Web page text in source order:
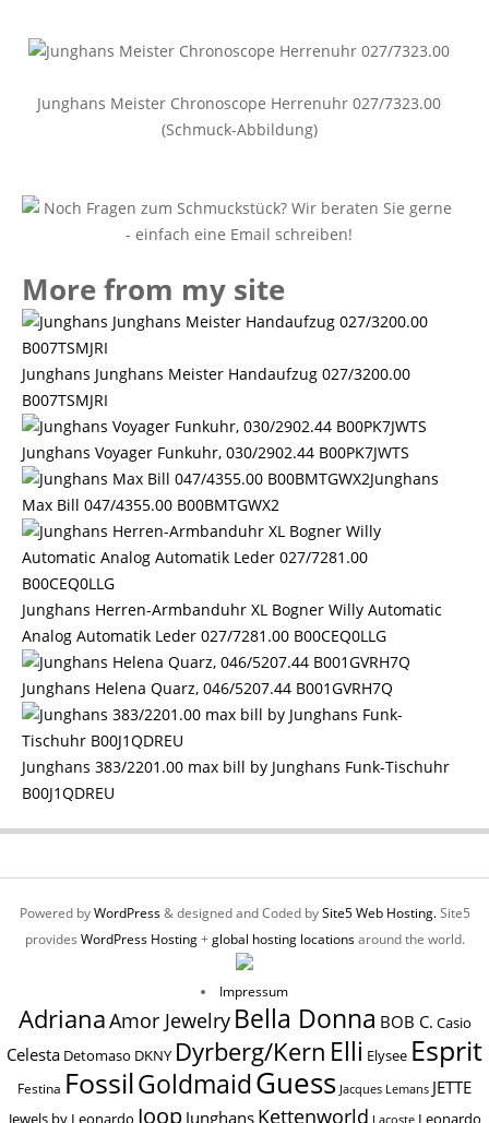
Junghans Meister Chronoscope Herrenuhr 027/7323.00
(Schmuck-Abbildung)
More from my site
Junghans Junghans Meister Handaufzug 027/3200.00
B007TSMJRI
Junghans Voyager Funkuhr, 030/2902.44 B00PK7JWTS
Junghans
Max Bill 047/4355.00 B00BMTGWX2
Junghans Herren-Armbanduhr XL Bogner Willy Automatic
Analog Automatik Leder 027/7281.00 B00CEQ0LLG
Junghans Helena Quarz, 046/5207.44 B001GVRH7Q
Junghans 383/2201.00 max bill by Junghans Funk-Tischuhr
B00J1QDREU
Powered byWordPress& designed and Coded bySite5 Web Hosting.Site5
provides WordPress Hosting+global hosting locationsaround the world.
Impressum
AdrianaAmor Jewelry Bella Donna BOB C. Casio
Celesta Detomaso DKNY Dyrberg/Kern Elli Elysee Esprit
Festina FossilGoldmaidGuess Jacques Lemans JETTE
Jewels by Leonardo Joop Junghans Kettenworld Lacoste Leonardo